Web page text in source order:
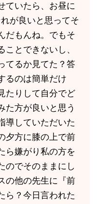
ていたら、お昼に
が良いと思ってそ
だもんね。でもそ
ことできないし、
てるか見てた？答
るのは簡単だけ
たりして自分でど
た方が良いと思う
導していただいた
夕方に膝の上で前
ら嫌がり私の方を
のでそのままにし
の他の先生に『前
ら？今日言われた